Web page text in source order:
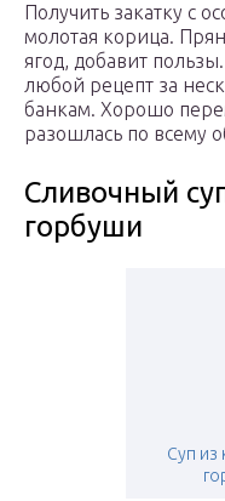
Получить закатку с
молотая корица.
ягод, добавит
любой рецепт за
банкам. Хорошо
разошлась по всему
Сливочный
горбуши
Суп из